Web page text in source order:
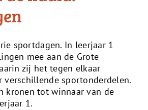
sportdagen. In leerjaar 1
mee aan de Grote
zij het tegen elkaar
verschillende sportonderdelen.
kronen tot winnaar van de
1.